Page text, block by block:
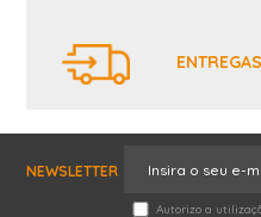
NEWSLETTER
Autorizo a